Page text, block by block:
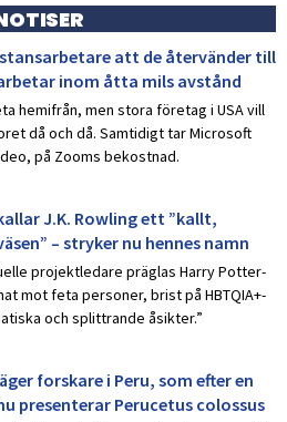
att de återvänder till
inom åtta mils avstånd
hemifrån, men stora företag i USA vill
då och då. Samtidigt tar Microsoft
på Zooms bekostnad.
J.K. Rowling ett ”kallt,
– stryker nu hennes namn
projektledare präglas Harry Potter-
mot feta personer, brist på HBTQIA+-
och splittrande åsikter.”
forskare i Peru, som efter en
presenterar Perucetus colossus